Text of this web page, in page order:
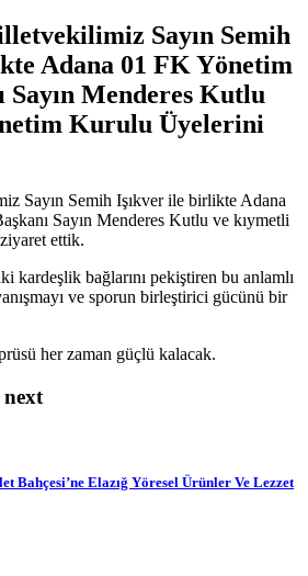
Sayın Semih
Adana 01 FK Yönetim
Sayın Menderes Kutlu
Kurulu Üyelerini
Sayın Semih Işıkver ile birlikte Adana
Sayın Menderes Kutlu ve kıymetli
ettik.
kardeşlik bağlarını pekiştiren bu anlamlı
ve sporun birleştirici gücünü bir
her zaman güçlü kalacak.
Elazığ Yöresel Ürünler Ve Lezzet